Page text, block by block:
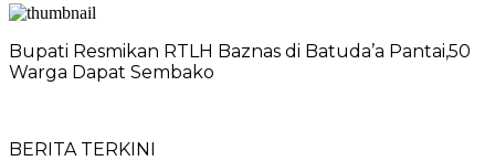
Bupati Resmikan RTLH Baznas di Batuda’a Pantai,50
Warga Dapat Sembako
BERITA TERKINI